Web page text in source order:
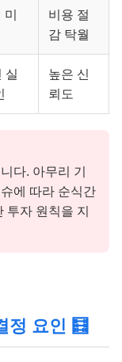
비용 절
감 탁월
실
높은 신
뢰도
다. 아무리 기
에 따라 순식간
투자 원칙을 지
정 요인 🧮